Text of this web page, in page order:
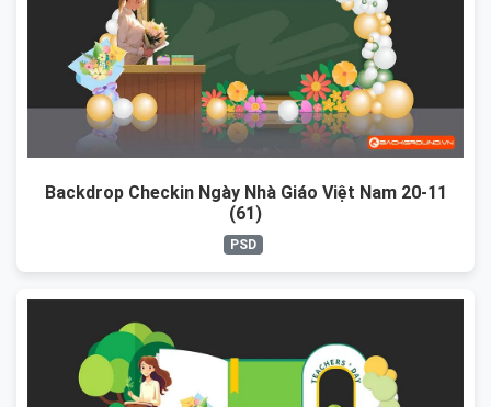
Backdrop Checkin Ngày Nhà Giáo Việt Nam 20-11
(61)
PSD